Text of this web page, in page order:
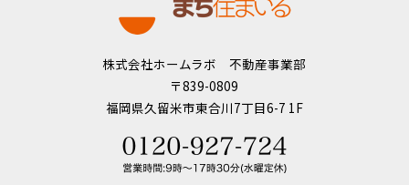
株式会社ホームラボ 不動産事業部
〒839-0809
福岡県久留米市東合川7丁目6-7 1F